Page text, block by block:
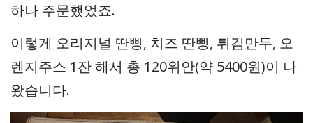
하나 주문했었죠.
이렇게 오리지널 딴삥, 치즈 딴삥, 튀김만두, 오
렌지주스 1잔 해서 총 120위안(약 5400원)이 나
왔습니다.